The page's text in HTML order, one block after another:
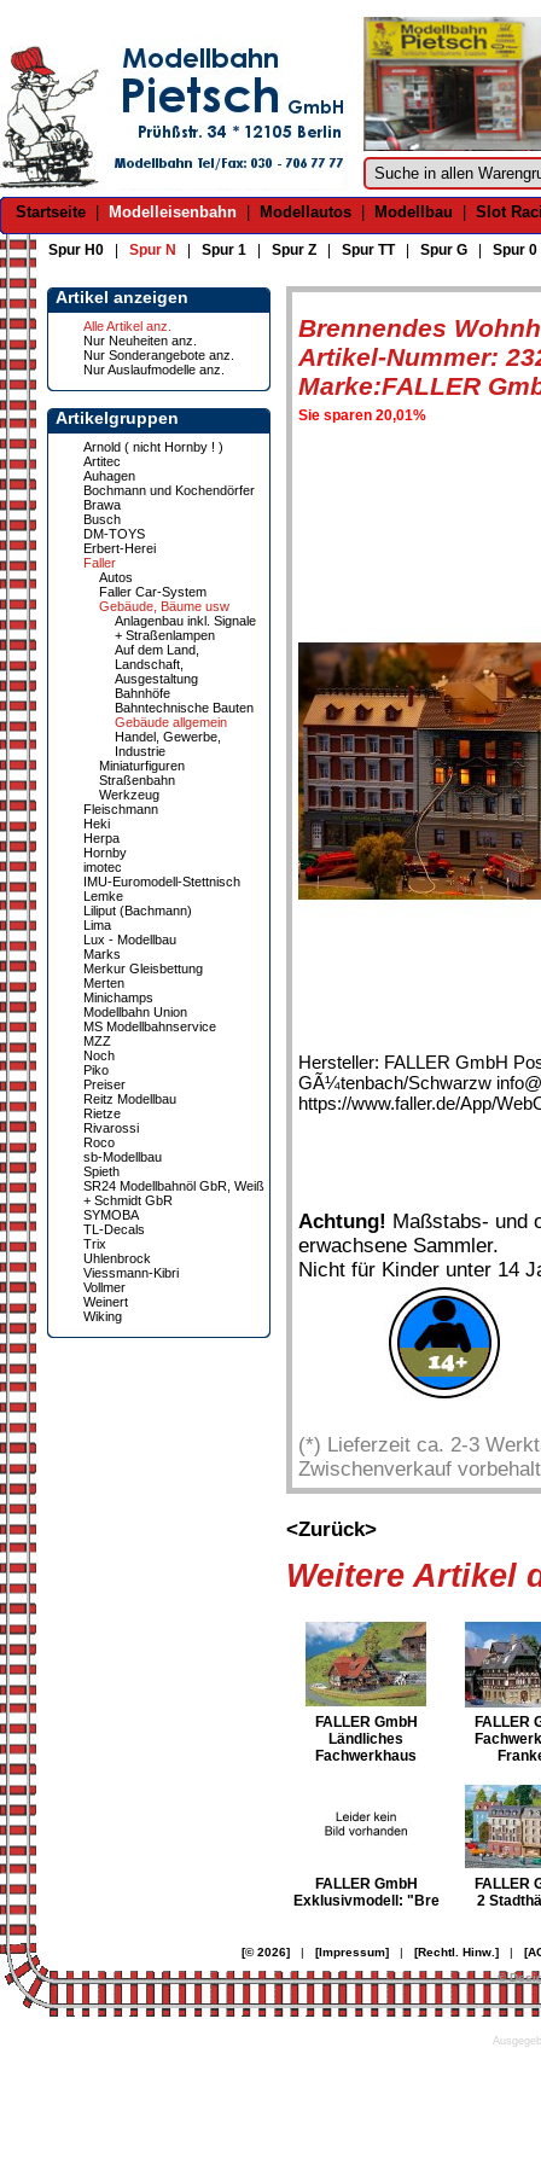
Startseite Modelleisenbahn Modellautos Modellbau Slot
Spur H0 Spur N Spur 1 Spur Z Spur TT| Spur G Spur 0
Artikel anzeigen
Alle Artikel anz.
Nur Neuheiten anz.
Nur Sonderangebote anz.
Nur Auslaufmodelle anz.
Artikelgruppen
Arnold ( nicht Hornby ! )
Artitec
Auhagen
Bochmann und Kochendörfer
Brawa
Busch
DM-TOYS
Erbert-Herei
Faller
Autos
Faller Car-System
Gebäude, Bäume usw
Anlagenbau inkl. Signale
+ Straßenlampen
Auf dem Land,
Landschaft,
Ausgestaltung
Bahnhöfe
Bahntechnische Bauten
Gebäude allgemein
Handel, Gewerbe,
Industrie
Miniaturfiguren
Straßenbahn
Werkzeug
Fleischmann
Heki
Herpa
Hornby
imotec
IMU-Euromodell-Stettnisch
Lemke
Liliput (Bachmann)
Lima
Lux - Modellbau
Marks
Merkur Gleisbettung
Merten
Minichamps
Modellbahn Union
MS Modellbahnservice
MZZ
Noch
Piko
Preiser
Reitz Modellbau
Rietze
Rivarossi
Roco
sb-Modellbau
Spieth
SR24 Modellbahnöl GbR, Weiß
+ Schmidt GbR
SYMOBA
TL-Decals
Trix
Uhlenbrock
Viessmann-Kibri
Vollmer
Weinert
Wiking
Brennendes
Artikel-Nummer:
Marke:FALLER
Sie sparen 20,01%
Hersteller: FALLER GmbH
GÃ¼tenbach/Schwarzw
https://www.faller.de/App/
Achtung! Maßstabs- und
erwachsene Sammler.
Nicht für Kinder unter 14
(*) Lieferzeit ca. 2-3
Zwischenverkauf
<Zurück>
Weitere Artikel
FALLER GmbH
Ländliches
Fachwerkhaus
FALLER
FALLER GmbH
Exklusivmodell: "Bre
FALLER
2
[© 2026]| [Impressum]| [Rechtl. Hinw.]|
©